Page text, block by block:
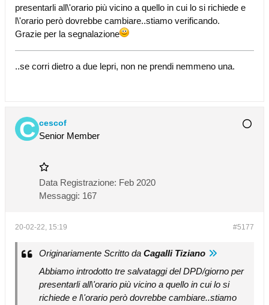
presentarli all\'orario più vicino a quello in cui lo si richiede e
l\'orario però dovrebbe cambiare..stiamo verificando.
Grazie per la segnalazione
..se corri dietro a due lepri, non ne prendi nemmeno una.
cescof
Senior Member
Data Registrazione: Feb 2020
Messaggi: 167
#5177
20-02-22, 15:19
Originariamente Scritto da Cagalli Tiziano
Abbiamo introdotto tre salvataggi del DPD/giorno per
presentarli all\'orario più vicino a quello in cui lo si
richiede e l\'orario però dovrebbe cambiare..stiamo